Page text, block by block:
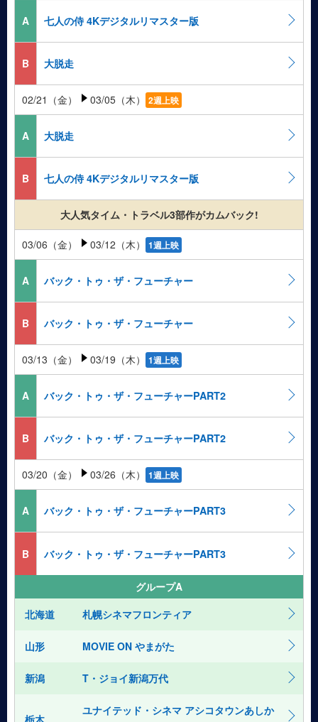
A 七人の侍 4Kデジタルリマスター版
B 大脱走
02/21（金） 03/05（木） 2週上映
A 大脱走
B 七人の侍 4Kデジタルリマスター版
大人気タイム・トラベル3部作がカムバック!
03/06（金） 03/12（木） 1週上映
A バック・トゥ・ザ・フューチャー
B バック・トゥ・ザ・フューチャー
03/13（金） 03/19（木） 1週上映
A バック・トゥ・ザ・フューチャーPART2
B バック・トゥ・ザ・フューチャーPART2
03/20（金） 03/26（木） 1週上映
A バック・トゥ・ザ・フューチャーPART3
B バック・トゥ・ザ・フューチャーPART3
グループA
北海道
札幌シネマフロンティア
山形 MOVIE ON やまがた
新潟 T・ジョイ新潟万代
栃木
ユナイテッド・シネマ アシコタウンあしか